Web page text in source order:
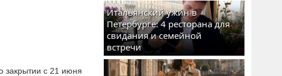
закрытии с 21 июня
Итальянский ужин в
Петербурге: 4 ресторана для
свидания и семейной
встречи